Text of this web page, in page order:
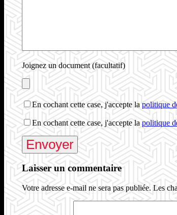
Joignez un document (facultatif)
En cochant cette case, j'accepte lapolitique
En cochant cette case, j'accepte lapolitique
Laisser un commentaire
Votre adresse e-mail ne sera pas publiée. Les